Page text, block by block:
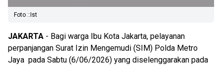
Foto ::Ist
JAKARTA - Bagi warga Ibu Kota Jakarta, pelayanan
perpanjangan Surat Izin Mengemudi (SIM) Polda Metro
Jaya pada Sabtu (6/06/2026) yang diselenggarakan pada